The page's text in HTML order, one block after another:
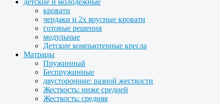
кровати
чердаки и 2х ярусные кровати
готовые решения
модульные
Детские компьютерные кресла
Матрацы
Пружинный
Беспружинные
двусторонние: разной жесткости
Жесткость: ниже средней
Жесткость: средняя